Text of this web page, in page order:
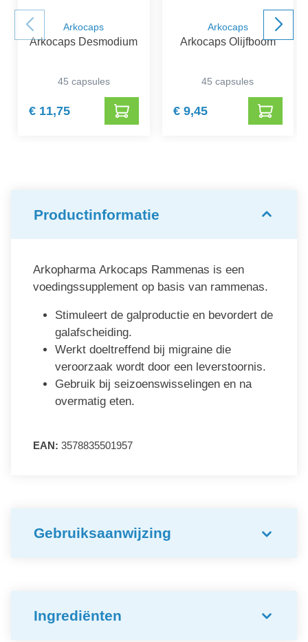
Arkocaps
Arkocaps Desmodium
45 capsules
€ 11,75
Arkocaps
Arkocaps Olijfboom
45 capsules
€ 9,45
Productinformatie
Arkopharma Arkocaps Rammenas is een
voedingssupplement op basis van rammenas.
Stimuleert de galproductie en bevordert de
galafscheiding.
Werkt doeltreffend bij migraine die
veroorzaak wordt door een leverstoornis.
Gebruik bij seizoenswisselingen en na
overmatig eten.
EAN: 3578835501957
Gebruiksaanwijzing
Ingrediënten